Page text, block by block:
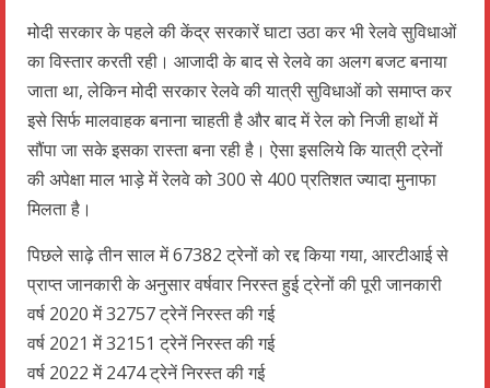
मोदी सरकार के पहले की केंद्र सरकारें घाटा उठा कर भी रेलवे सुविधाओं
का विस्तार करती रही। आजादी के बाद से रेलवे का अलग बजट बनाया
जाता था, लेकिन मोदी सरकार रेलवे की यात्री सुविधाओं को समाप्त कर
इसे सिर्फ मालवाहक बनाना चाहती है और बाद में रेल को निजी हाथों में
सौंपा जा सके इसका रास्ता बना रही है। ऐसा इसलिये कि यात्री ट्रेनों
की अपेक्षा माल भाड़े में रेलवे को 300 से 400 प्रतिशत ज्यादा मुनाफा
मिलता है।
पिछले साढ़े तीन साल में 67382 ट्रेनों को रद्द किया गया, आरटीआई से
प्राप्त जानकारी के अनुसार वर्षवार निरस्त हुई ट्रेनों की पूरी जानकारी
वर्ष 2020 में 32757 ट्रेनें निरस्त की गई
वर्ष 2021 में 32151 ट्रेनें निरस्त की गई
वर्ष 2022 में 2474 ट्रेनें निरस्त की गई